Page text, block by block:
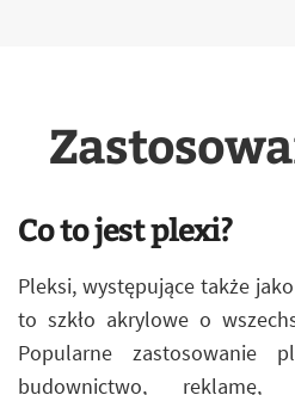
Co to jest plexi?
Pleksi, występujące także
to szkło akrylowe o
Popularne zastosowanie
budownictwo, reklamę,